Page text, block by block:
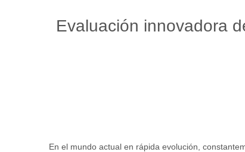
Evaluación innovadora
En el mundo actual en rápida evolución,